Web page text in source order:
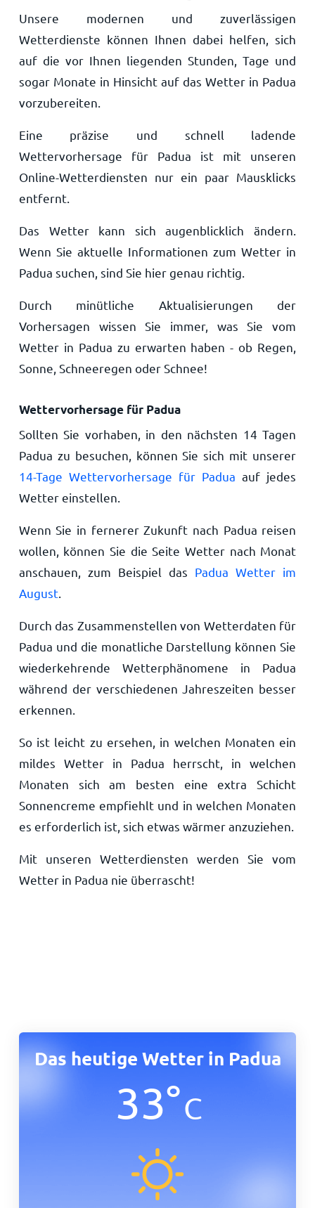
Unsere modernen und zuverlässigen
Wetterdienste können Ihnen dabei helfen, sich
auf die vor Ihnen liegenden Stunden, Tage und
sogar Monate in Hinsicht auf das Wetter in Padua
vorzubereiten.
Eine präzise und schnell ladende
Wettervorhersage für Padua ist mit unseren
Online-Wetterdiensten nur ein paar Mausklicks
entfernt.
Das Wetter kann sich augenblicklich ändern.
Wenn Sie aktuelle Informationen zum Wetter in
Padua suchen, sind Sie hier genau richtig.
Durch minütliche Aktualisierungen der
Vorhersagen wissen Sie immer, was Sie vom
Wetter in Padua zu erwarten haben - ob Regen,
Sonne, Schneeregen oder Schnee!
Wettervorhersage für Padua
Sollten Sie vorhaben, in den nächsten 14 Tagen
Padua zu besuchen, können Sie sich mit unserer
14-Tage Wettervorhersage für Padua auf jedes
Wetter einstellen.
Wenn Sie in fernerer Zukunft nach Padua reisen
wollen, können Sie die Seite Wetter nach Monat
anschauen, zum Beispiel das Padua Wetter im
August.
Durch das Zusammenstellen von Wetterdaten für
Padua und die monatliche Darstellung können Sie
wiederkehrende Wetterphänomene in Padua
während der verschiedenen Jahreszeiten besser
erkennen.
So ist leicht zu ersehen, in welchen Monaten ein
mildes Wetter in Padua herrscht, in welchen
Monaten sich am besten eine extra Schicht
Sonnencreme empfiehlt und in welchen Monaten
es erforderlich ist, sich etwas wärmer anzuziehen.
Mit unseren Wetterdiensten werden Sie vom
Wetter in Padua nie überrascht!
Das heutige Wetter in Padua
33°C